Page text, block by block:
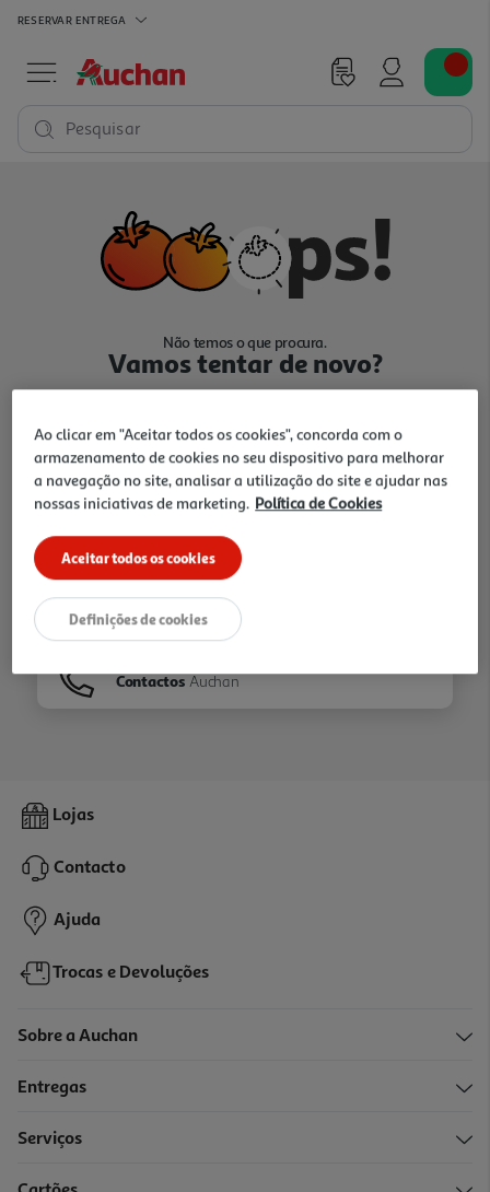
RESERVAR ENTREGA
Pesquisar
Não temos o que procura.
Vamos tentar de novo?
Ir para Homepage
Folhetos
Contactos Auchan
Lojas
Contacto
Ajuda
Trocas e Devoluções
Sobre a Auchan
Entregas
Serviços
Ao clicar em "Aceitar todos os cookies", concorda com o
armazenamento de cookies no seu dispositivo para melhorar
a navegação no site, analisar a utilização do site e ajudar nas
nossas iniciativas de marketing. Política de Cookies
Aceitar todos os cookies
Definições de cookies